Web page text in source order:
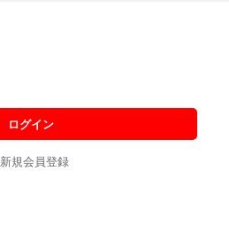
ログイン
新規会員登録